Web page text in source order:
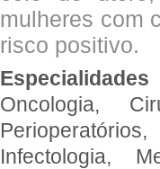
mulheres com
risco positivo.
Oncologia,
Infectologia,